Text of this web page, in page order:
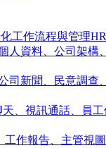
工作流程與管理
人資料、公司架構
司新聞、民意調查
、視訊通話、員
工作報告、主管視